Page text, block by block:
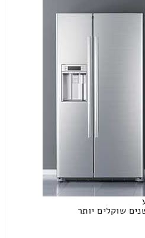
שוקלים יותר